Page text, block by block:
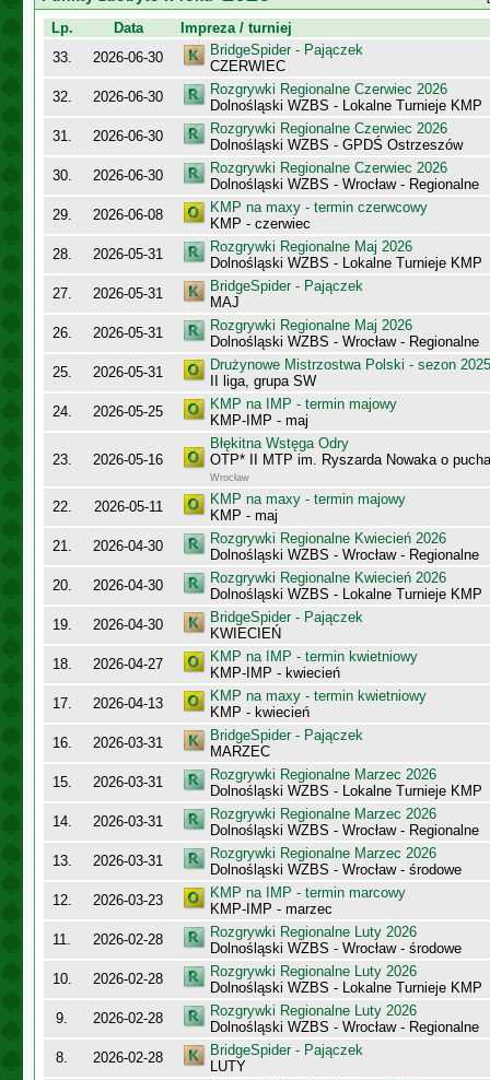
Lp.
Data
Impreza / turniej
33.
2026-06-30
BridgeSpider - Pajączek
CZERWIEC
32.
2026-06-30
Rozgrywki Regionalne Czerwiec 2026
Dolnośląski WZBS - Lokalne Turnieje KMP
31.
2026-06-30
Rozgrywki Regionalne Czerwiec 2026
Dolnośląski WZBS - GPDŚ Ostrzeszów
30.
2026-06-30
Rozgrywki Regionalne Czerwiec 2026
Dolnośląski WZBS - Wrocław - Regionalne
29.
2026-06-08
KMP na maxy - termin czerwcowy
KMP - czerwiec
28.
2026-05-31
Rozgrywki Regionalne Maj 2026
Dolnośląski WZBS - Lokalne Turnieje KMP
27.
2026-05-31
BridgeSpider - Pajączek
MAJ
26.
2026-05-31
Rozgrywki Regionalne Maj 2026
Dolnośląski WZBS - Wrocław - Regionalne
25.
2026-05-31
Drużynowe Mistrzostwa Polski - sezon
II liga, grupa SW
24.
2026-05-25
KMP na IMP - termin majowy
KMP-IMP - maj
23. 2026-05-16
Błękitna Wstęga Odry
OTP* II MTP im. Ryszarda Nowaka o
Wrocław
22. 2026-05-11
KMP na maxy - termin majowy
KMP - maj
21.
2026-04-30
Rozgrywki Regionalne Kwiecień 2026
Dolnośląski WZBS - Wrocław - Regionalne
20.
2026-04-30
Rozgrywki Regionalne Kwiecień 2026
Dolnośląski WZBS - Lokalne Turnieje KMP
19.
2026-04-30
BridgeSpider - Pajączek
KWIECIEŃ
18.
2026-04-27
KMP na IMP - termin kwietniowy
KMP-IMP - kwiecień
17.
2026-04-13
KMP na maxy - termin kwietniowy
KMP - kwiecień
16.
2026-03-31
BridgeSpider - Pajączek
MARZEC
15.
2026-03-31
Rozgrywki Regionalne Marzec 2026
Dolnośląski WZBS - Lokalne Turnieje KMP
14.
2026-03-31
Rozgrywki Regionalne Marzec 2026
Dolnośląski WZBS - Wrocław - Regionalne
13.
2026-03-31
Rozgrywki Regionalne Marzec 2026
Dolnośląski WZBS - Wrocław - środowe
12.
2026-03-23
KMP na IMP - termin marcowy
KMP-IMP - marzec
11.
2026-02-28
Rozgrywki Regionalne Luty 2026
Dolnośląski WZBS - Wrocław - środowe
10.
2026-02-28
Rozgrywki Regionalne Luty 2026
Dolnośląski WZBS - Lokalne Turnieje KMP
9.
2026-02-28
Rozgrywki Regionalne Luty 2026
Dolnośląski WZBS - Wrocław - Regionalne
8.
2026-02-28
BridgeSpider - Pajączek
LUTY